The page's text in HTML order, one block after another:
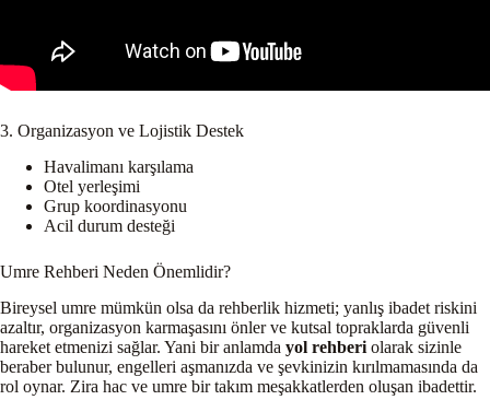
3. Organizasyon ve Lojistik Destek
Havalimanı karşılama
Otel yerleşimi
Grup koordinasyonu
Acil durum desteği
Umre Rehberi Neden Önemlidir?
Bireysel umre mümkün olsa da rehberlik hizmeti; yanlış ibadet riskini
azaltır, organizasyon karmaşasını önler ve kutsal topraklarda güvenli
hareket etmenizi sağlar. Yani bir anlamda yol rehberi olarak sizinle
beraber bulunur, engelleri aşmanızda ve şevkinizin kırılmamasında da
rol oynar. Zira hac ve umre bir takım meşakkatlerden oluşan ibadettir.